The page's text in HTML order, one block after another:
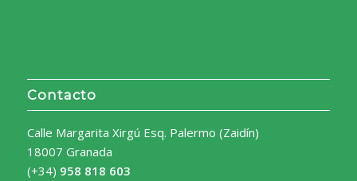
Contacto
Calle Margarita Xirgú Esq. Palermo (Zaidín)
18007 Granada
(+34) 958 818 603